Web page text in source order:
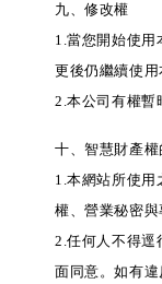
九、修改權
1.當您開始使
更後仍繼續使
2.本公司有權暫
十、智慧財產權
1.本網站所使
權、營業秘密與
2.任何人不得逕
面同意。如有